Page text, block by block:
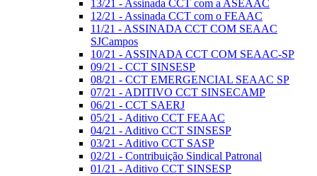
13/21 - Assinada CCT com a ASEAAC
12/21 - Assinada CCT com o FEAAC
11/21 - ASSINADA CCT COM SEAAC
SJCampos
10/21 - ASSINADA CCT COM SEAAC-SP
09/21 - CCT SINSESP
08/21 - CCT EMERGENCIAL SEAAC SP
07/21 - ADITIVO CCT SINSECAMP
06/21 - CCT SAERJ
05/21 - Aditivo CCT FEAAC
04/21 - Aditivo CCT SINSESP
03/21 - Aditivo CCT SASP
02/21 - Contribuição Sindical Patronal
01/21 - Aditivo CCT SINSESP